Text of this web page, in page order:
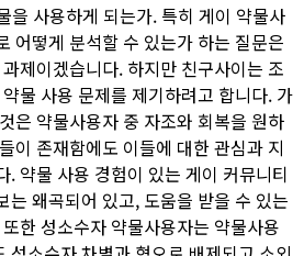
을 사용하게 되는가. 특히 게이 약물사
어떻게 분석할 수 있는가 하는 질문은
제이겠습니다. 하지만 친구사이는 조
물 사용 문제를 제기하려고 합니다. 가
은 약물사용자 중 자조와 회복을 원하
이 존재함에도 이들에 대한 관심과 지
. 약물 사용 경험이 있는 게이 커뮤니티
는 왜곡되어 있고, 도움을 받을 수 있는
한 성소수자 약물사용자는 약물사용